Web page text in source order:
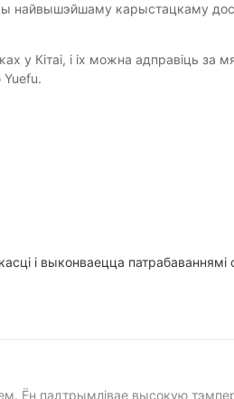
найвышэйшаму карыстацкаму
у Кітаі, і іх можна адправіць
Yuefu.
і выконваецца